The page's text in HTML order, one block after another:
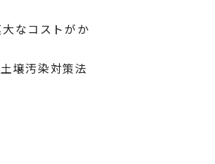
なコストがか
壌汚染対策法